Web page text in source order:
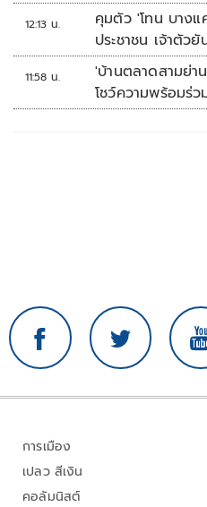
12:13 น.
คุมตัว 'โทน บาง
ประชาชน เจ้าตัว
11:58 น.
'บ้านตลาดสามย่า
โชว์ความพร้อมร่ว
การเมือง
เปลว สีเงิน
คอลัมนิสต์